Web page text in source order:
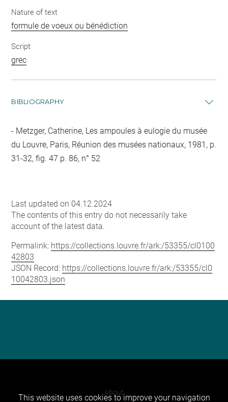
Nature of text
formule de voeux ou bénédiction
Script
grec
BIBLIOGRAPHY
Metzger, Catherine, Les ampoules à eulogie du musée
du Louvre, Paris, Réunion des musées nationaux, 1981, p.
31-32, fig. 47 p. 86, n° 52
Last updated on 04.12.2024
The contents of this entry do not necessarily take
account of the latest data.
Permalink: https://collections.louvre.fr/ark:/53355/cl0100
42803
JSON Record: https://collections.louvre.fr/ark:/53355/cl0
10042803.json
About
This website uses cookies to improve your navigation